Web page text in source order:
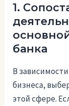
1.
банка
В
бизнеса,
этой сфере.